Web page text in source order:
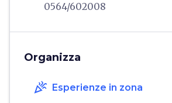
0564/602008
Organizza
celebration Esperienze in zona